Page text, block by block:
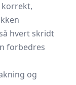
hvert skridt
forbedres
og